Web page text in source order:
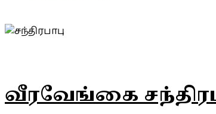
வீரவேங்கை